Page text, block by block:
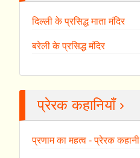
दिल्ली के प्रसिद्ध माता मंदिर
बरेली के प्रसिद्ध मंदिर
प्रेरक कहानियाँ ›
प्रणाम का महत्व - प्रेरक कहानी